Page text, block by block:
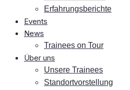
Er­fah­rungs­be­rich­te
Events
News
Trai­nees on Tour
Über uns
Un­se­re Trainees
Stand­ort­vor­stel­lung